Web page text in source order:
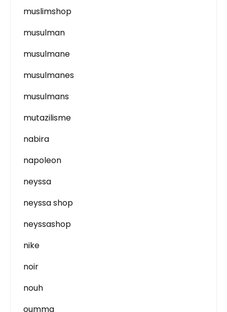
muslimshop
musulman
musulmane
musulmanes
musulmans
mutazilisme
nabira
napoleon
neyssa
neyssa shop
neyssashop
nike
noir
nouh
oumma